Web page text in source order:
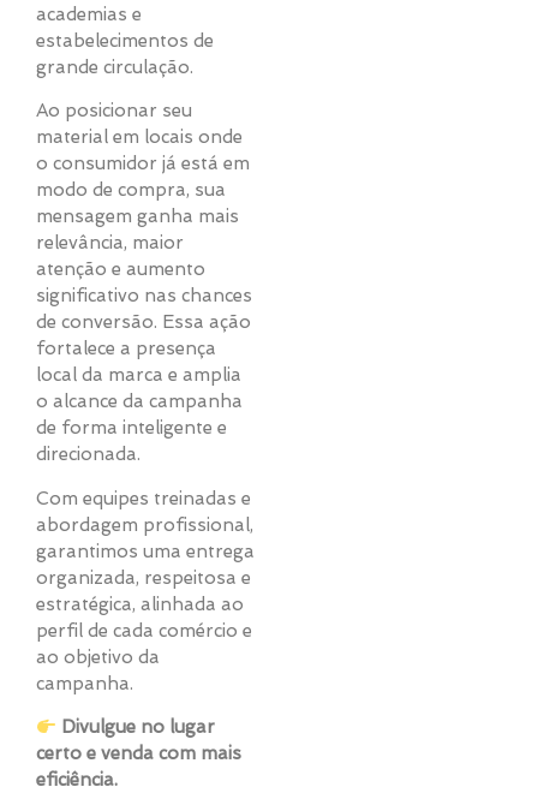
academias e
estabelecimentos de
grande circulação.
Ao posicionar seu
material em locais onde
o consumidor já está em
modo de compra, sua
mensagem ganha mais
relevância, maior
atenção e aumento
significativo nas chances
de conversão. Essa ação
fortalece a presença
local da marca e amplia
o alcance da campanha
de forma inteligente e
direcionada.
Com equipes treinadas e
abordagem profissional,
garantimos uma entrega
organizada, respeitosa e
estratégica, alinhada ao
perfil de cada comércio e
ao objetivo da
campanha.
Divulgue no lugar
certo e venda com mais
eficiência.